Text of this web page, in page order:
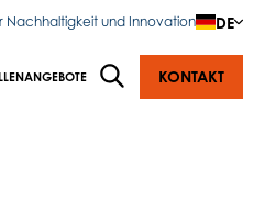
Nachhaltigkeit und Innovation DE
KONTAKT